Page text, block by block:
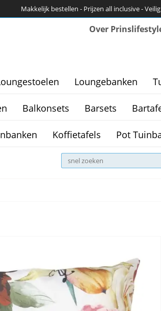
Makkelijk bestellen - Prijzen all inclusive -
Over
Loungebanken
Balkonsets Barsets
Koffietafels Pot